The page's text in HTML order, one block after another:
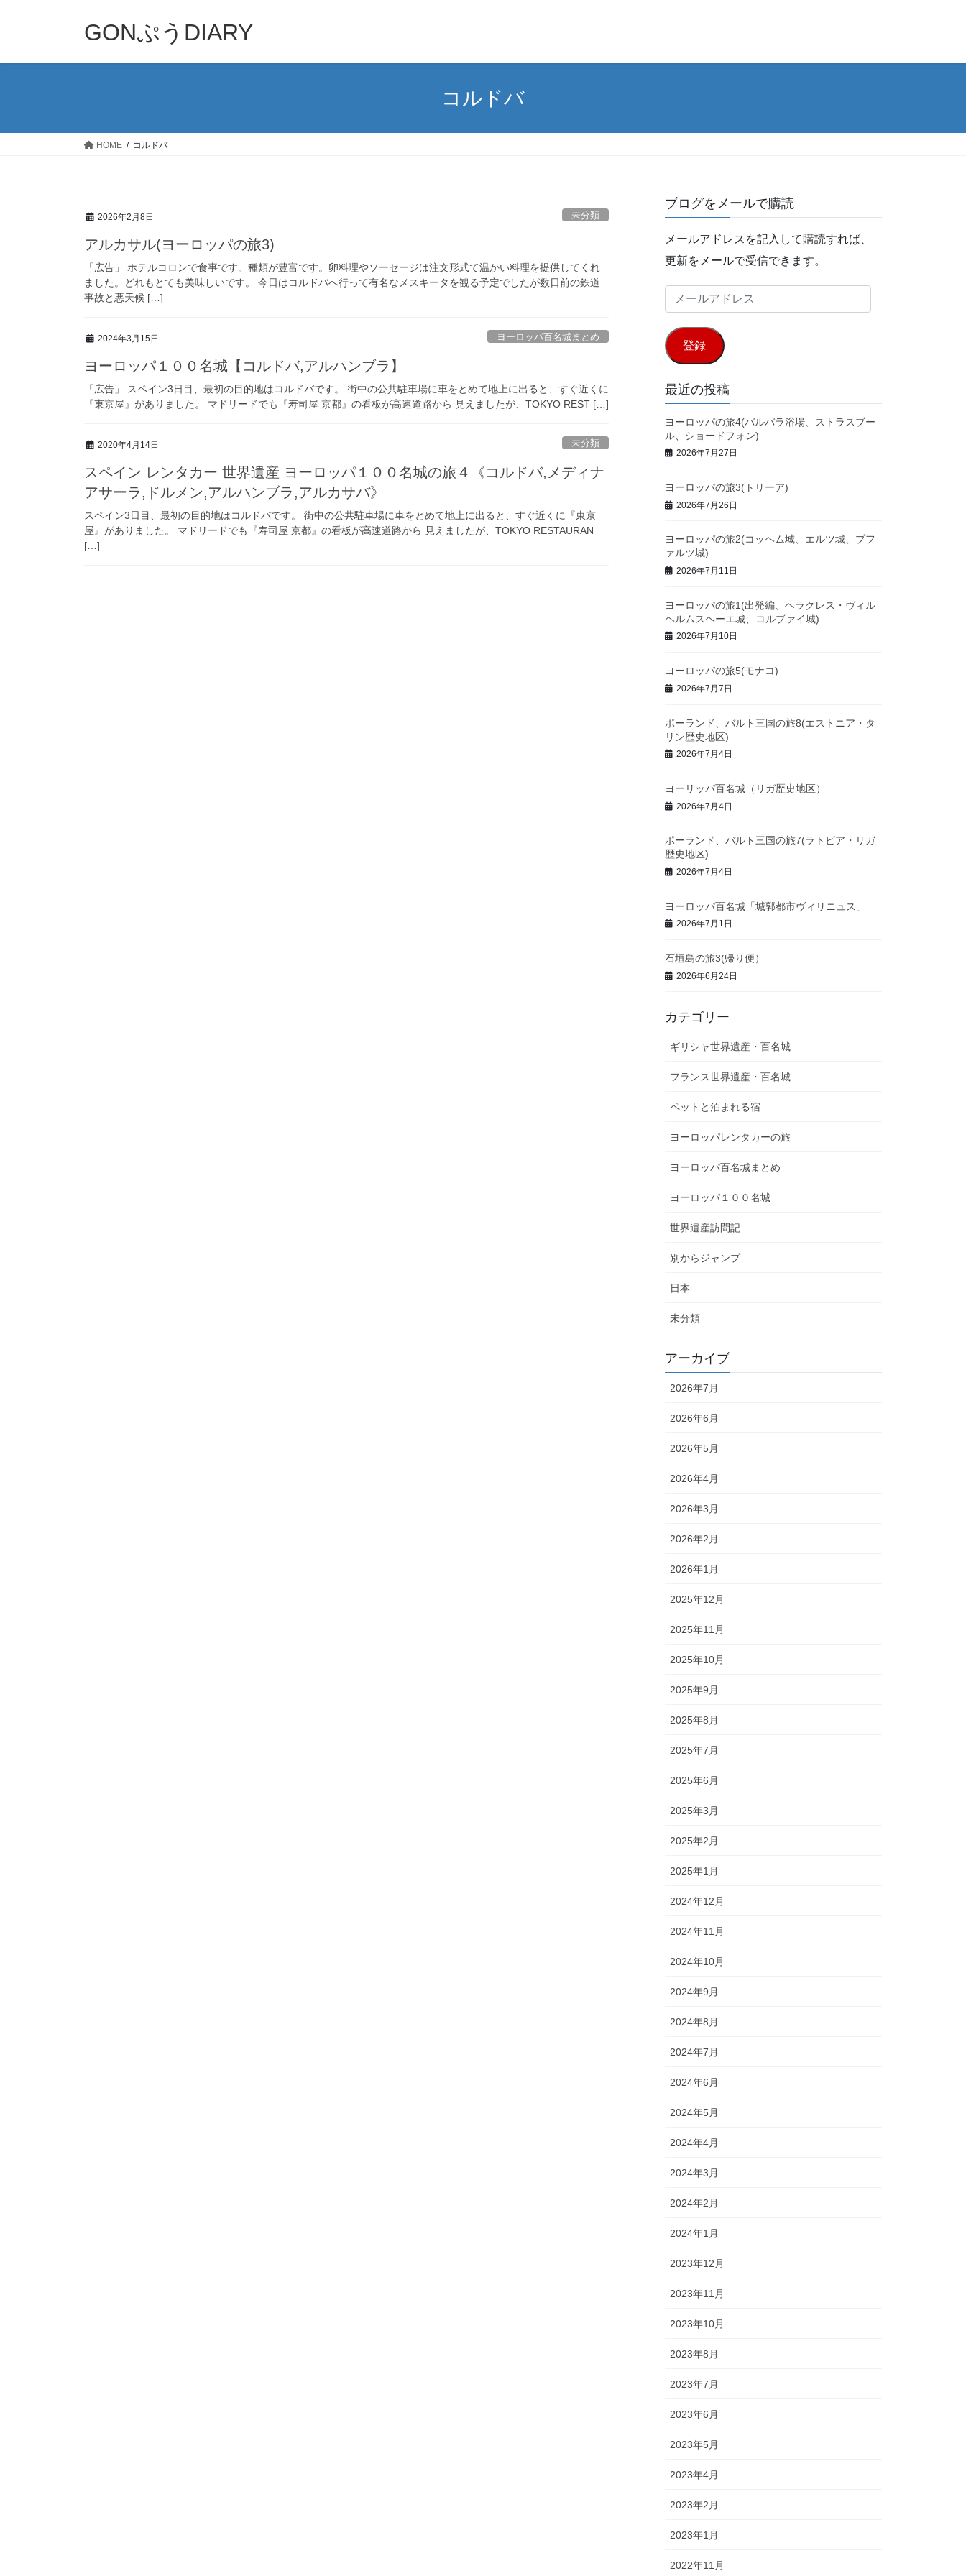
GONぷうDIARY
コルドバ
HOME コルドバ
2026年2月8日 未分類
アルカサル(ヨーロッパの旅3)
「広告」 ホテルコロンで食事です。種類が豊富です。卵料理やソーセージは注文形式て温かい料理を提供してくれ
ました。どれもとても美味しいです。 今日はコルドバへ行って有名なメスキータを観る予定でしたが数日前の鉄道
事故と悪天候 […]
2024年3月15日 ヨーロッパ百名城まとめ
ヨーロッパ１００名城【コルドバ,アルハンブラ】
「広告」 スペイン3日目、最初の目的地はコルドバです。 街中の公共駐車場に車をとめて地上に出ると、すぐ近くに
『東京屋』がありました。 マドリードでも『寿司屋 京都』の看板が高速道路から 見えましたが、TOKYO REST […]
2020年4月14日 未分類
スペイン レンタカー 世界遺産 ヨーロッパ１００名城の旅４《コルドバ,メディナ
アサーラ,ドルメン,アルハンブラ,アルカサバ》
スペイン3日目、最初の目的地はコルドバです。 街中の公共駐車場に車をとめて地上に出ると、すぐ近くに『東京
屋』がありました。 マドリードでも『寿司屋 京都』の看板が高速道路から 見えましたが、TOKYO RESTAURAN
[…]
ブログをメールで購読
メールアドレスを記入して購読すれば、
更新をメールで受信できます。
ー
ル
ア
ド
レ
ス
登録
最近の投稿
ヨーロッパの旅4(バルバラ浴場、ストラスブー
ル、ショードフォン)
2026年7月27日
ヨーロッパの旅3(トリーア)
2026年7月26日
ヨーロッパの旅2(コッヘム城、エルツ城、プフ
ァルツ城)
2026年7月11日
ヨーロッパの旅1(出発編、ヘラクレス・ヴィル
ヘルムスヘーエ城、コルブァイ城)
2026年7月10日
ヨーロッパの旅5(モナコ)
2026年7月7日
ポーランド、バルト三国の旅8(エストニア・タ
リン歴史地区)
2026年7月4日
ヨーリッパ百名城（リガ歴史地区）
2026年7月4日
ポーランド、バルト三国の旅7(ラトビア・リガ
歴史地区)
2026年7月4日
ヨーロッパ百名城「城郭都市ヴィリニュス」
2026年7月1日
石垣島の旅3(帰り便）
2026年6月24日
カテゴリー
ギリシャ世界遺産・百名城
フランス世界遺産・百名城
ペットと泊まれる宿
ヨーロッパレンタカーの旅
ヨーロッパ百名城まとめ
ヨーロッパ１００名城
世界遺産訪問記
別からジャンプ
日本
未分類
アーカイブ
2026年7月
2026年6月
2026年5月
2026年4月
2026年3月
2026年2月
2026年1月
2025年12月
2025年11月
2025年10月
2025年9月
2025年8月
2025年7月
2025年6月
2025年3月
2025年2月
2025年1月
2024年12月
2024年11月
2024年10月
2024年9月
2024年8月
2024年7月
2024年6月
2024年5月
2024年4月
2024年3月
2024年2月
2024年1月
2023年12月
2023年11月
2023年10月
2023年8月
2023年7月
2023年6月
2023年5月
2023年4月
2023年2月
2023年1月
2022年11月